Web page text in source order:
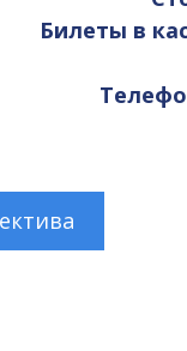
Билеты в